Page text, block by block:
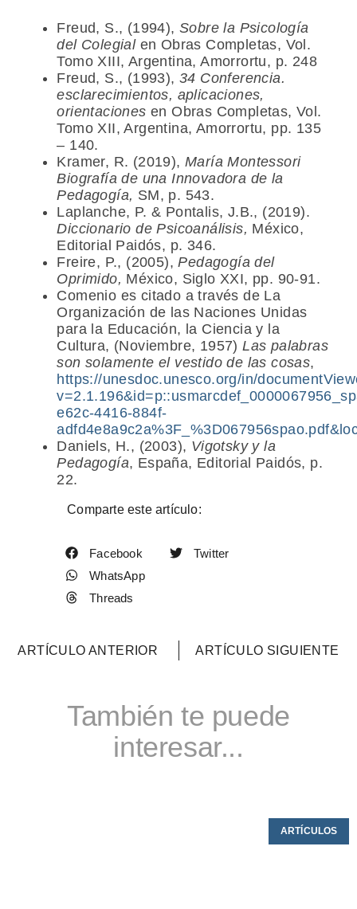
Freud, S., (1994), Sobre la Psicología
del Colegialen Obras Completas, Vol.
Tomo XIII, Argentina, Amorrortu, p. 248
Freud, S., (1993), 34 Conferencia.
esclarecimientos, aplicaciones,
orientaciones en Obras Completas, Vol.
Tomo XII, Argentina, Amorrortu, pp. 135
– 140.
Kramer, R. (2019), María Montessori
Biografía de una Innovadora de la
Pedagogía, SM, p. 543.
Laplanche, P. & Pontalis, J.B., (2019).
Diccionario de Psicoanálisis, México,
Editorial Paidós, p. 346.
Freire, P., (2005), Pedagogía del
Oprimido, México, Siglo XXI, pp. 90-91.
Comenio es citado a través de La
Organización de las Naciones Unidas
para la Educación, la Ciencia y la
Cultura, (Noviembre, 1957)Las palabras
son solamente el vestido de las cosas,
https://unesdoc.unesco.org/in/
e62c-4416-884f-
Daniels, H., (2003), Vigotsky y la
Pedagogía, España, Editorial Paidós, p.
22.
Comparte este artículo:
Facebook
Twitter
WhatsApp
Threads
ARTÍCULO ANTERIOR ARTÍCULO SIGUIENTE
También te puede
interesar...
ARTÍCULOS